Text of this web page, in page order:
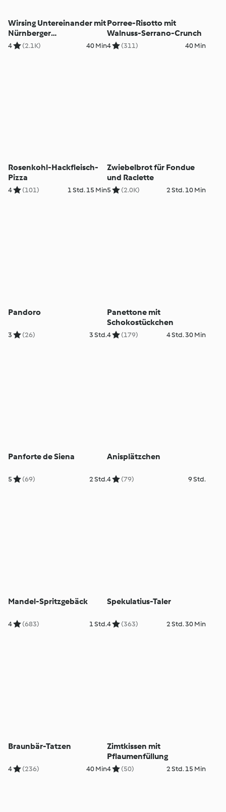
Wirsing Untereinander mit
Nürnberger
Bratwürstchen
4 (2.1K) 40 Min
Porree-Risotto mit
Walnuss-Serrano-Crunch
4 (311) 40 Min
Rosenkohl-Hackfleisch-
Pizza
4 (101) 1 Std. 15 Min
Zwiebelbrot für Fondue
und Raclette
5 (2.0K) 2 Std. 10 Min
Pandoro
3 (26) 3 Std.
Panettone mit
Schokostückchen
4 (179) 4 Std. 30 Min
Panforte de Siena
5 (69) 2 Std.
Anisplätzchen
4 (79) 9 Std.
Mandel-Spritzgebäck
4 (683) 1 Std.
Spekulatius-Taler
4 (363) 2 Std. 30 Min
Braunbär-Tatzen
4 (236) 40 Min
Zimtkissen mit
Pflaumenfüllung
4 (50) 2 Std. 15 Min